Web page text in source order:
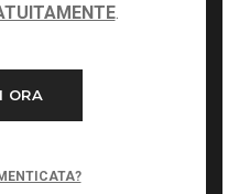
.
ORA